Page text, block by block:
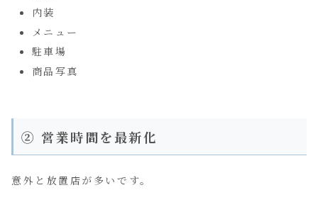
内装
メニュー
駐車場
商品写真
② 営業時間を最新化
意外と放置店が多いです。